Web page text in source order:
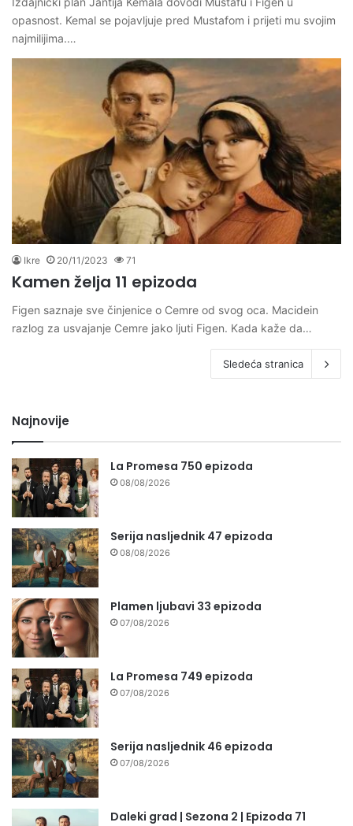
opasnost. Kemal se pojavljuje pred Mustafom i prijeti mu svojim
najmilijima.…
Ikre 20/11/2023 71
Kamen želja 11 epizoda
Figen saznaje sve činjenice o Cemre od svog oca. Macidein
razlog za usvajanje Cemre jako ljuti Figen. Kada kaže da…
Sledeća stranica
Najnovije
La Promesa 750 epizoda
08/08/2026
Serija nasljednik 47 epizoda
08/08/2026
Plamen ljubavi 33 epizoda
07/08/2026
La Promesa 749 epizoda
07/08/2026
Serija nasljednik 46 epizoda
07/08/2026
Daleki grad | Sezona 2 | Epizoda 71